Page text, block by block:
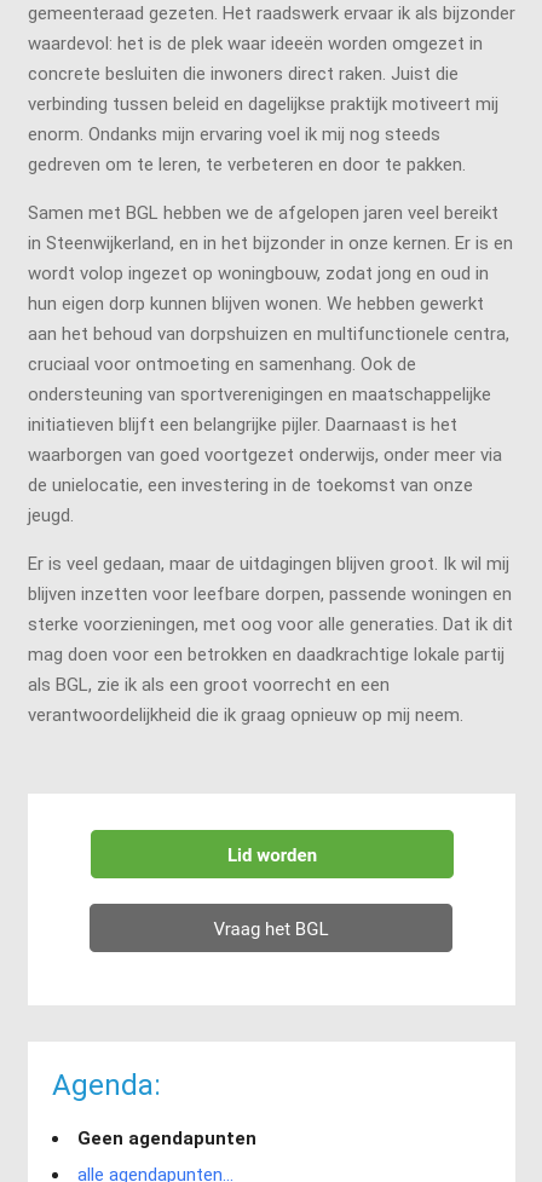
gemeenteraad gezeten. Het raadswerk ervaar ik als bijzonder
waardevol: het is de plek waar ideeën worden omgezet in
concrete besluiten die inwoners direct raken. Juist die
verbinding tussen beleid en dagelijkse praktijk motiveert mij
enorm. Ondanks mijn ervaring voel ik mij nog steeds
gedreven om te leren, te verbeteren en door te pakken.
Samen met BGL hebben we de afgelopen jaren veel bereikt
in Steenwijkerland, en in het bijzonder in onze kernen. Er is en
wordt volop ingezet op woningbouw, zodat jong en oud in
hun eigen dorp kunnen blijven wonen. We hebben gewerkt
aan het behoud van dorpshuizen en multifunctionele centra,
cruciaal voor ontmoeting en samenhang. Ook de
ondersteuning van sportverenigingen en maatschappelijke
initiatieven blijft een belangrijke pijler. Daarnaast is het
waarborgen van goed voortgezet onderwijs, onder meer via
de unielocatie, een investering in de toekomst van onze
jeugd.
Er is veel gedaan, maar de uitdagingen blijven groot. Ik wil mij
blijven inzetten voor leefbare dorpen, passende woningen en
sterke voorzieningen, met oog voor alle generaties. Dat ik dit
mag doen voor een betrokken en daadkrachtige lokale partij
als BGL, zie ik als een groot voorrecht en een
verantwoordelijkheid die ik graag opnieuw op mij neem.
Agenda:
Geen agendapunten
alle agendapunten...